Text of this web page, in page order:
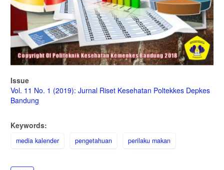
Issue
Vol. 11 No. 1 (2019): Jurnal Riset Kesehatan Poltekkes Depkes
Bandung
Keywords:
media kalender pengetahuan perilaku makan